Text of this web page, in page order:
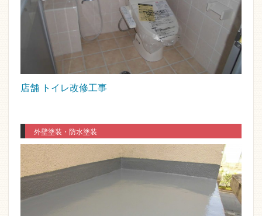
店舗 トイレ改修工事
外壁塗装・防水塗装